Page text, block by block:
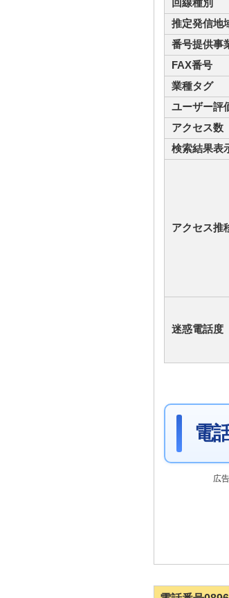
回線種別
推定発信地
番号提供事
FAX番号
業種タグ
ユーザー評
アクセス数
検索結果表
アクセス推
迷惑電話度
電
広告